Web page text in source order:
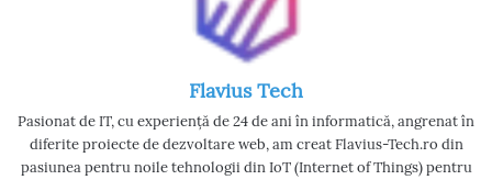
Flavius Tech
Pasionat de IT, cu experiență de 24 de ani în informatică, angrenat în
diferite proiecte de dezvoltare web, am creat Flavius-Tech.ro din
pasiunea pentru noile tehnologii din IoT (Internet of Things) pentru